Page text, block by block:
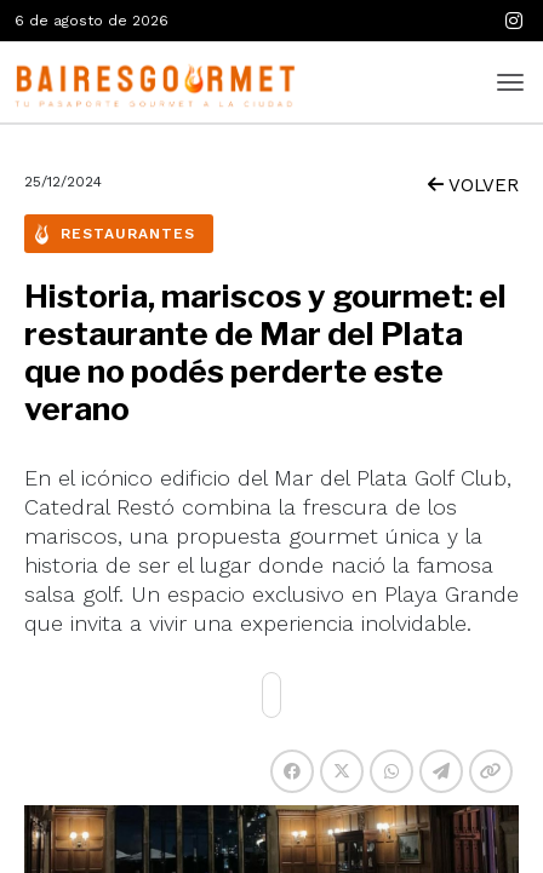
6 de agosto de 2026
25/12/2024 VOLVER
RESTAURANTES
Historia, mariscos y gourmet: el
restaurante de Mar del Plata
que no podés perderte este
verano
En el icónico edificio del Mar del Plata Golf Club,
Catedral Restó combina la frescura de los
mariscos, una propuesta gourmet única y la
historia de ser el lugar donde nació la famosa
salsa golf. Un espacio exclusivo en Playa Grande
que invita a vivir una experiencia inolvidable.